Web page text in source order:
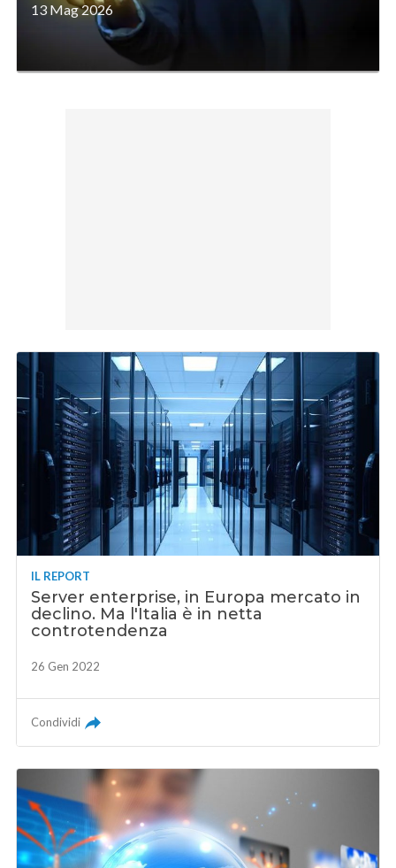
13 Mag 2026
IL REPORT
Server enterprise, in Europa mercato in
declino. Ma l'Italia è in netta
controtendenza
26 Gen 2022
Condividi